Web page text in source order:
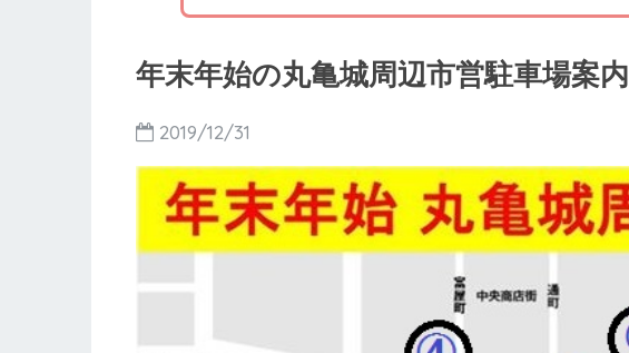
年末年始の丸亀城周辺市営駐車場案内
2019/12/31